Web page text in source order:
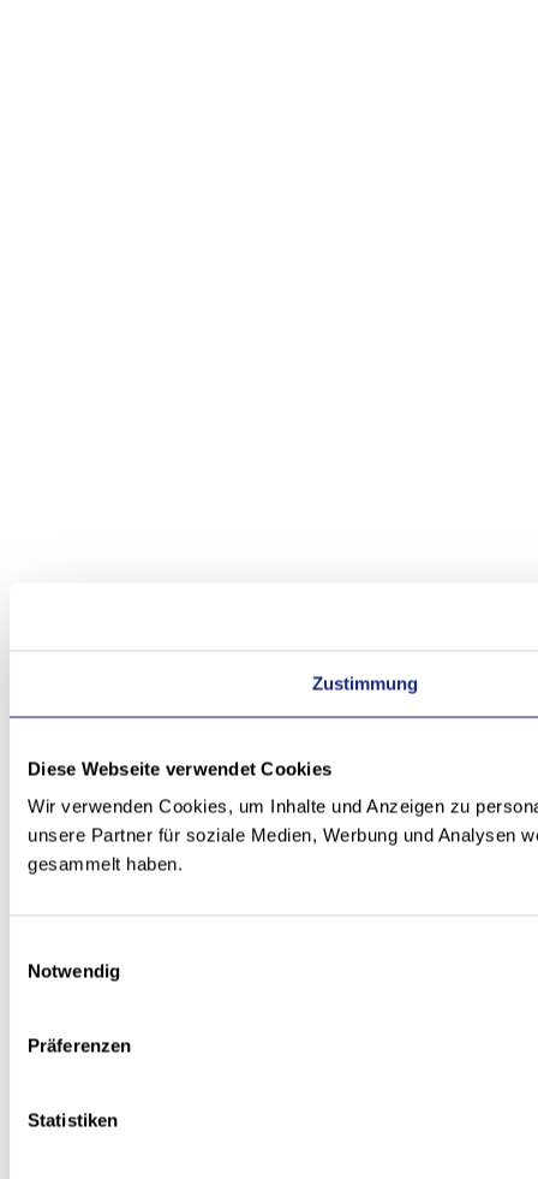
Zustimmung
Diese Webseite verwendet Cookies
Wir verwenden Cookies, um Inhalte und Anzeigen zu
unsere Partner für soziale Medien, Werbung und Analysen
gesammelt haben.
Notwendig
Präferenzen
Statistiken